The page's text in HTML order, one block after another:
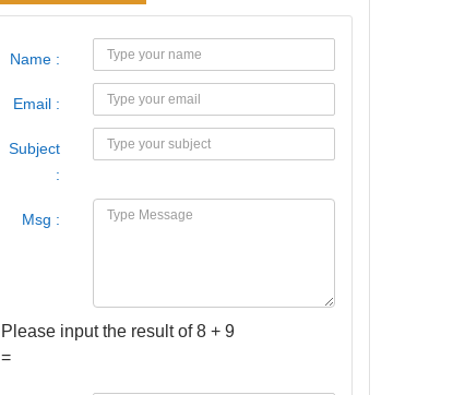
Name :
Email :
Subject
:
Msg :
Please input the result of 8 + 9
=